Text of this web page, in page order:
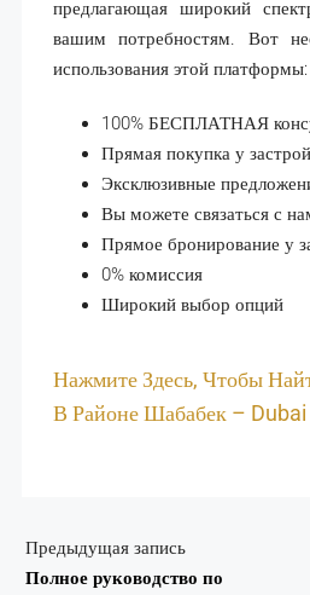
предлагающая широкий
вашим потребностям. Вот
использования этой платформы:
100% БЕСПЛАТНАЯ
Прямая покупка у
Эксклюзивные
Вы можете связаться с
Прямое бронирование у
0% комиссия
Широкий выбор опций
Нажмите Здесь, Чтобы
В Районе Шабабек –
Предыдущая запись
Полное руководство по